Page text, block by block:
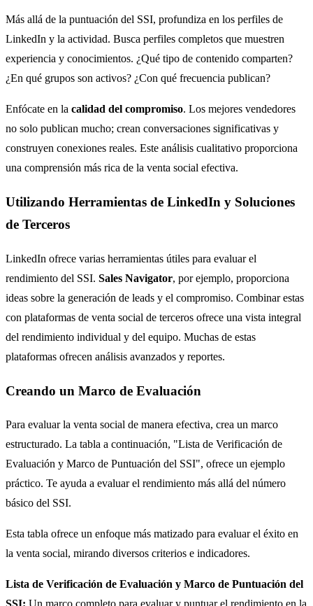
Más allá de la puntuación del SSI, profundiza en los perfiles de
LinkedIn y la actividad. Busca perfiles completos que muestren
experiencia y conocimientos. ¿Qué tipo de contenido comparten?
¿En qué grupos son activos? ¿Con qué frecuencia publican?
Enfócate en la calidad del compromiso. Los mejores vendedores
no solo publican mucho; crean conversaciones significativas y
construyen conexiones reales. Este análisis cualitativo proporciona
una comprensión más rica de la venta social efectiva.
Utilizando Herramientas de LinkedIn y Soluciones
de Terceros
LinkedIn ofrece varias herramientas útiles para evaluar el
rendimiento del SSI. Sales Navigator, por ejemplo, proporciona
ideas sobre la generación de leads y el compromiso. Combinar estas
con plataformas de venta social de terceros ofrece una vista integral
del rendimiento individual y del equipo. Muchas de estas
plataformas ofrecen análisis avanzados y reportes.
Creando un Marco de Evaluación
Para evaluar la venta social de manera efectiva, crea un marco
estructurado. La tabla a continuación, "Lista de Verificación de
Evaluación y Marco de Puntuación del SSI", ofrece un ejemplo
práctico. Te ayuda a evaluar el rendimiento más allá del número
básico del SSI.
Esta tabla ofrece un enfoque más matizado para evaluar el éxito en
la venta social, mirando diversos criterios e indicadores.
Lista de Verificación de Evaluación y Marco de Puntuación del